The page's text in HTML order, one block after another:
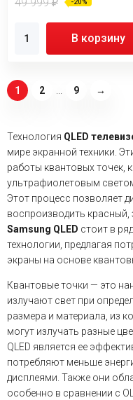
49 999₽ -20%
В корзину
1 2 ... 9 →
Технология QLED
мире экранной техники.
работы квантовых точек,
ультрафиолетовым
Этот процесс позволяет
воспроизводить красный,
Samsung QLED стоит в
технологии, предлагая
экраны на основе
Квантовые точки — это
излучают свет при
размера и материала, из
могут излучать разные
QLED является ее
потребляют меньше
дисплеями. Также они
особенно в сравнении с